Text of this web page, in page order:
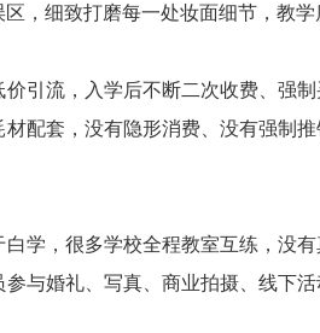
，细致打磨每一处妆面细节，教学
引流，入学后不断二次收费、强
配套，没有隐形消费、没有强制
学，很多学校全程教室互练，没
与婚礼、写真、商业拍摄、线下